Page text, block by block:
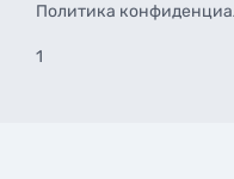
Политика